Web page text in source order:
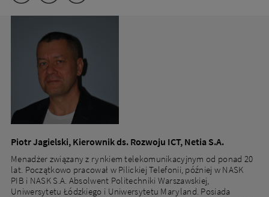
Piotr Jagielski, Kierownik ds. Rozwoju ICT, Netia S.A.
Menadżer związany z rynkiem telekomunikacyjnym od ponad 20
lat. Początkowo pracował w Pilickiej Telefonii, później w NASK
PIB i NASK S.A. Absolwent Politechniki Warszawskiej,
Uniwersytetu Łódzkiego i Uniwersytetu Maryland. Posiada